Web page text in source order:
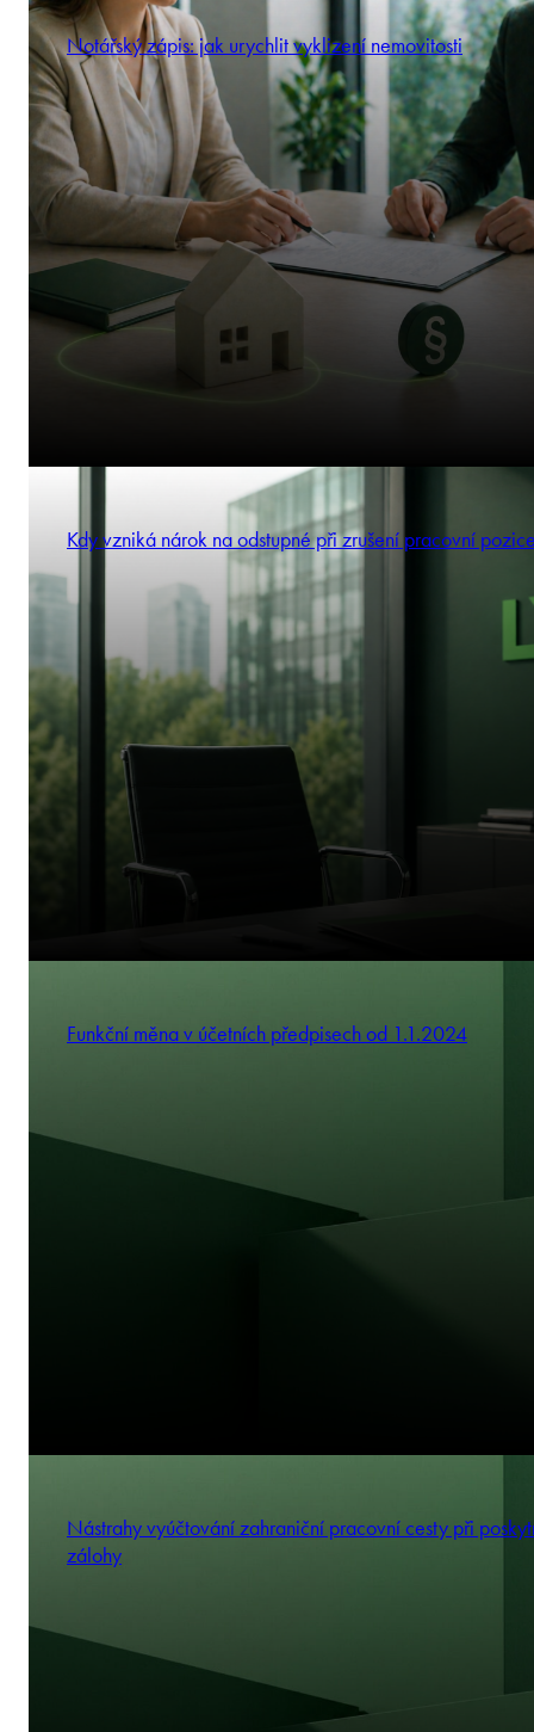
Notářský zápis: jak urychlit vyklizení nemovitosti
Kdy vzniká nárok na odstupné při zrušení pracovní
Funkční měna v účetních předpisech od 1.1.2024
Nástrahy vyúčtování zahraniční pracovní cesty při
zálohy